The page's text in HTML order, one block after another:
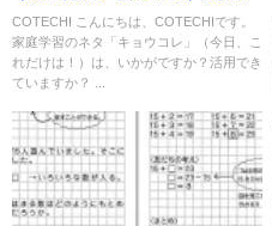
学習プリント＜家庭学習「キョ
ウコレ」.12＞～
COTECHI こんにちは、COTECHIです。
家庭学習のネタ「キョウコレ」（今日、こ
れだけは！）は、いかがですか？活用でき
ていますか？ ...